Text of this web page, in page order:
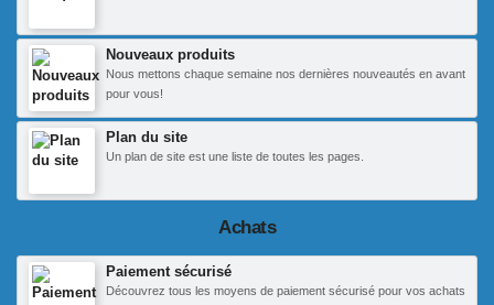
Nouveaux produits
Nous mettons chaque semaine nos dernières nouveautés en avant
pour vous!
Plan du site
Un plan de site est une liste de toutes les pages.
Achats
Paiement sécurisé
Découvrez tous les moyens de paiement sécurisé pour vos achats